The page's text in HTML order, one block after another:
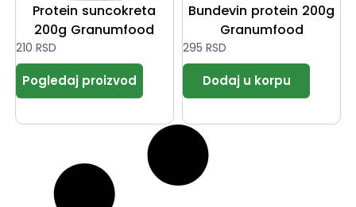
Protein suncokreta
200g Granumfood
210 RSD
Bundevin protein 200g
Granumfood
295 RSD